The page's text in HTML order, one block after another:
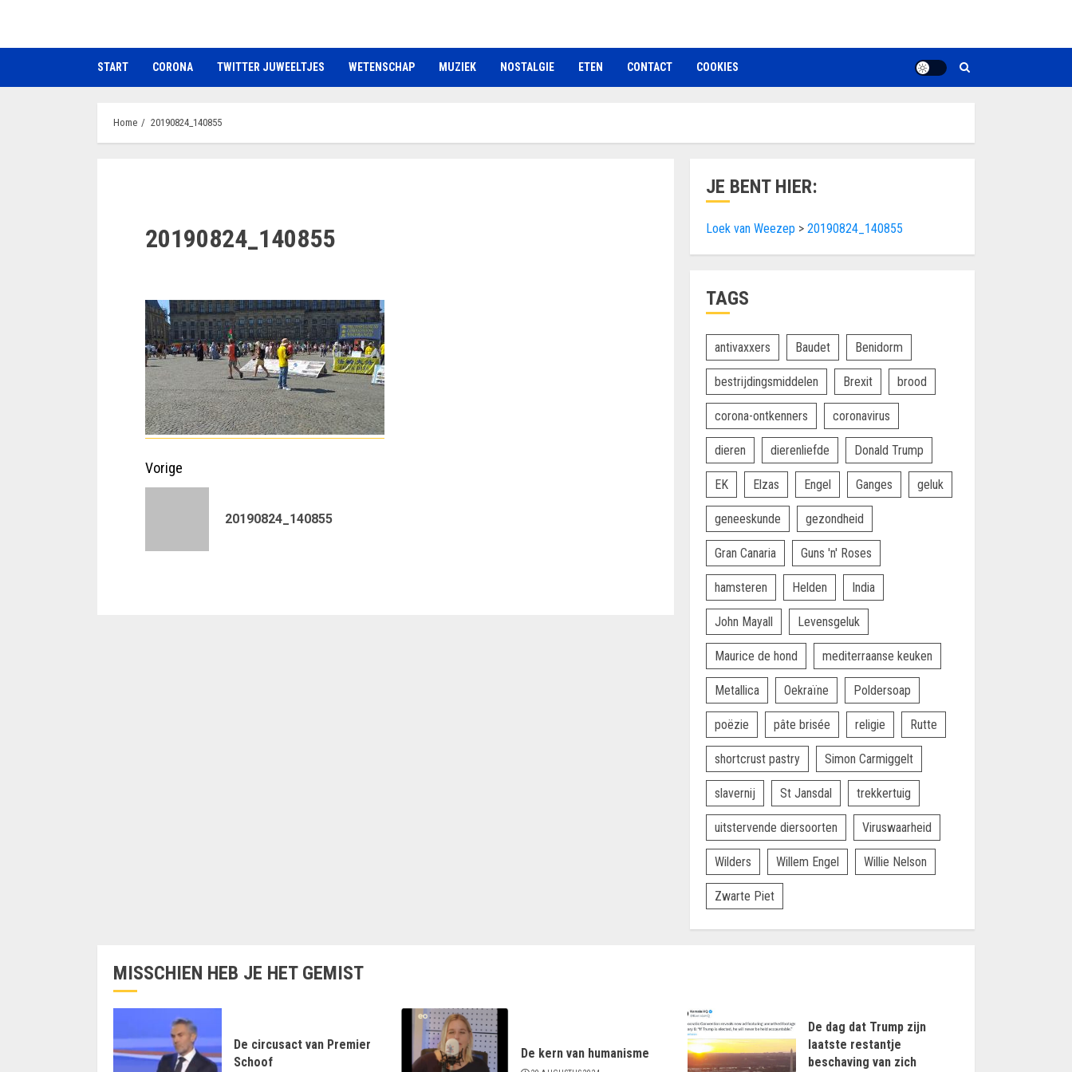
de
START CORONA TWITTER JUWEELTJES WETENSCHAP MUZIEK NOSTALGIE ETEN CONTACT COOKIES
Home 20190824_140855
20190824_140855
Doorgaan
Vorige
20190824_140855
JE BENT HIER:
Loek van Weezep >20190824_140855
TAGS
antivaxxers Baudet Benidorm
bestrijdingsmiddelen Brexit brood
corona-ontkenners coronavirus
dieren dierenliefde Donald Trump
EK Elzas Engel Ganges geluk
geneeskunde gezondheid
Gran Canaria Guns 'n' Roses
hamsteren Helden India
John Mayall Levensgeluk
Maurice de hond mediterraanse keuken
Metallica Oekraïne Poldersoap
poëzie pâte brisée religie Rutte
shortcrust pastry Simon Carmiggelt
slavernij St Jansdal trekkertuig
uitstervende diersoorten Viruswaarheid
Wilders Willem Engel Willie Nelson
Zwarte Piet
MISSCHIEN HEB JE HET GEMIST
De circusact van Premier
Schoof
De kern van humanisme
De dag dat Trump zijn
laatste restantje
beschaving van zich